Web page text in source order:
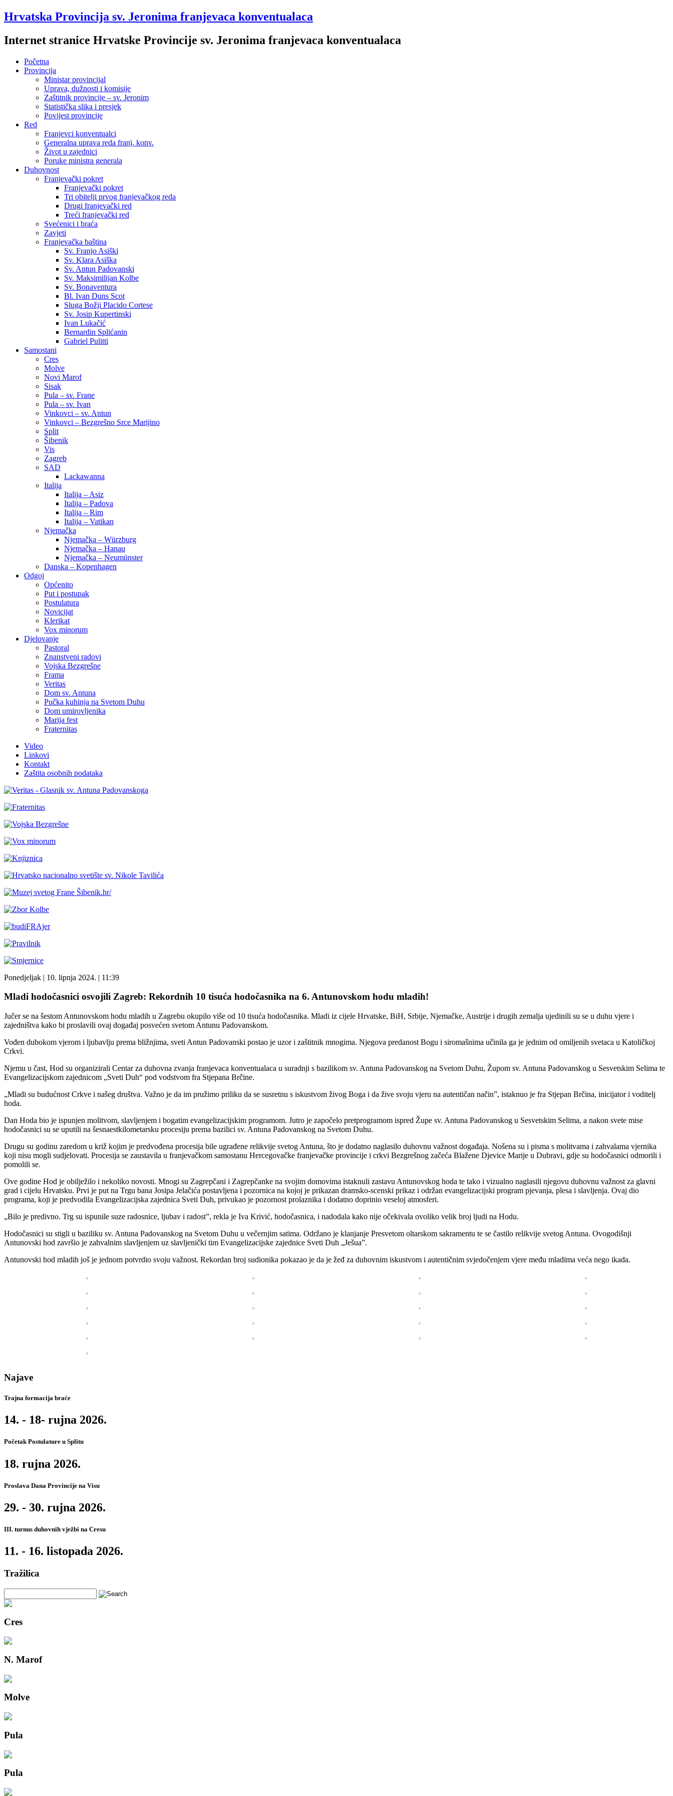
Hrvatska Provincija sv. Jeronima franjevaca konventualaca
Internet stranice Hrvatske Provincije sv. Jeronima franjevaca konventualaca
Početna
Provincija
Ministar provincijal
Uprava, dužnosti i komisije
Zaštitnik provincije – sv. Jeronim
Statistička slika i presjek
Povijest provincije
Red
Franjevci konventualci
Generalna uprava reda franj. konv.
Život u zajednici
Poruke ministra generala
Duhovnost
Franjevački pokret
Franjevački pokret
Tri obitelji prvog franjevačkog reda
Drugi franjevački red
Treći franjevački red
Svećenici i braća
Zavjeti
Franjevačka baština
Sv. Franjo Asiški
Sv. Klara Asiška
Sv. Antun Padovanski
Sv. Maksimilijan Kolbe
Sv. Bonaventura
Bl. Ivan Duns Scot
Sluga Božji Placido Cortese
Sv. Josip Kupertinski
Ivan Lukačić
Bernardin Splićanin
Gabriel Pulitti
Samostani
Cres
Molve
Novi Marof
Sisak
Pula – sv. Frane
Pula – sv. Ivan
Vinkovci – sv. Antun
Vinkovci – Bezgrešno Srce Marijino
Split
Šibenik
Vis
Zagreb
SAD
Lackawanna
Italija
Italija – Asiz
Italija – Padova
Italija – Rim
Italija – Vatikan
Njemačka
Njemačka – Würzburg
Njemačka – Hanau
Njemačka – Neumünster
Danska – Kopenhagen
Odgoj
Općenito
Put i postupak
Postulatura
Novicijat
Klerikat
Vox minorum
Djelovanje
Pastoral
Znanstveni radovi
Vojska Bezgrešne
Frama
Veritas
Dom sv. Antuna
Pučka kuhinja na Svetom Duhu
Dom umirovljenika
Marija fest
Fraternitas
Video
Linkovi
Kontakt
Zaštita osobnih podataka
Ponedjeljak | 10. lipnja 2024. | 11:39
Mladi hodočasnici osvojili Zagreb: Rekordnih 10 tisuća hodočasnika na 6. Antunovskom hodu mladih!
Jučer se na šestom Antunovskom hodu mladih u Zagrebu okupilo više od 10 tisuća hodočasnika. Mladi iz cijele Hrvatske, BiH, Srbije, Njemačke, Austrije i drugih zemalja ujedinili su se u duhu vjere i
zajedništva kako bi proslavili ovaj događaj posvećen svetom Antunu Padovanskom.
Vođen dubokom vjerom i ljubavlju prema bližnjima, sveti Antun Padovanski postao je uzor i zaštitnik mnogima. Njegova predanost Bogu i siromašnima učinila ga je jednim od omiljenih svetaca u Katoličkoj
Crkvi.
Njemu u čast, Hod su organizirali Centar za duhovna zvanja franjevaca konventualaca u suradnji s bazilikom sv. Antuna Padovanskog na Svetom Duhu, Župom sv. Antuna Padovanskog u Sesvetskim Selima te
Evangelizacijskom zajednicom „Sveti Duh“ pod vodstvom fra Stjepana Brčine.
„Mladi su budućnost Crkve i našeg društva. Važno je da im pružimo priliku da se susretnu s iskustvom živog Boga i da žive svoju vjeru na autentičan način”, istaknuo je fra Stjepan Brčina, inicijator i voditelj
hoda.
Dan Hoda bio je ispunjen molitvom, slavljenjem i bogatim evangelizacijskim programom. Jutro je započelo pretprogramom ispred Župe sv. Antuna Padovanskog u Sesvetskim Selima, a nakon svete mise
hodočasnici su se uputili na šesnaestkilometarsku procesiju prema bazilici sv. Antuna Padovanskog na Svetom Duhu.
Drugu su godinu zaredom u križ kojim je predvođena procesija bile ugrađene relikvije svetog Antuna, što je dodatno naglasilo duhovnu važnost događaja. Nošena su i pisma s molitvama i zahvalama vjernika
koji nisu mogli sudjelovati. Procesija se zaustavila u franjevačkom samostanu Hercegovačke franjevačke provincije i crkvi Bezgrešnog začeća Blažene Djevice Marije u Dubravi, gdje su hodočasnici odmorili i
pomolili se.
Ove godine Hod je obilježilo i nekoliko novosti. Mnogi su Zagrepčani i Zagrepčanke na svojim domovima istaknuli zastavu Antunovskog hoda te tako i vizualno naglasili njegovu duhovnu važnost za glavni
grad i cijelu Hrvatsku. Prvi je put na Trgu bana Josipa Jelačića postavljena i pozornica na kojoj je prikazan dramsko-scenski prikaz i održan evangelizacijski program pjevanja, plesa i slavljenja. Ovaj dio
programa, koji je predvodila Evangelizacijska zajednica Sveti Duh, privukao je pozornost prolaznika i dodatno doprinio veseloj atmosferi.
„Bilo je predivno. Trg su ispunile suze radosnice, ljubav i radost”, rekla je Iva Krivić, hodočasnica, i nadodala kako nije očekivala ovoliko velik broj ljudi na Hodu.
Hodočasnici su stigli u baziliku sv. Antuna Padovanskog na Svetom Duhu u večernjim satima. Održano je klanjanje Presvetom oltarskom sakramentu te se častilo relikvije svetog Antuna. Ovogodišnji
Antunovski hod završio je zahvalnim slavljenjem uz slavljenički tim Evangelizacijske zajednice Sveti Duh „Ješua”.
Antunovski hod mladih još je jednom potvrdio svoju važnost. Rekordan broj sudionika pokazao je da je žeđ za duhovnim iskustvom i autentičnim svjedočenjem vjere među mladima veća nego ikada.
Najave
Trajna formacija braće
14. - 18- rujna 2026.
Početak Postulature u Splitu
18. rujna 2026.
Proslava Dana Provincije na Visu
29. - 30. rujna 2026.
III. turnus duhovnih vježbi na Cresu
11. - 16. listopada 2026.
Tražilica
Cres
N. Marof
Molve
Pula
Pula